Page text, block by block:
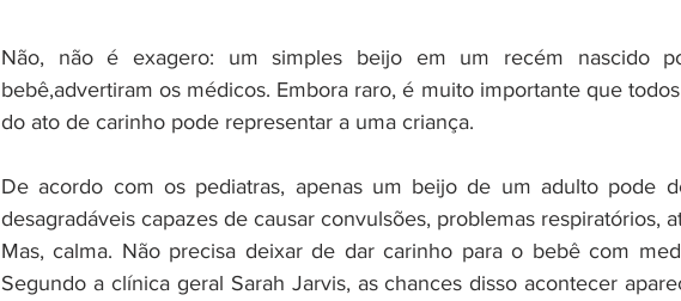
Não, não é exagero: um simples beijo em um recém nascido
bebê,advertiram os médicos. Embora raro, é muito importante que
do ato de carinho pode representar a uma criança.
De acordo com os pediatras, apenas um beijo de um adulto pode
desagradáveis ​​capazes de causar convulsões, problemas respiratórios,
Mas, calma. Não precisa deixar de dar carinho para o bebê com
Segundo a clínica geral Sarah Jarvis, as chances disso acontecer